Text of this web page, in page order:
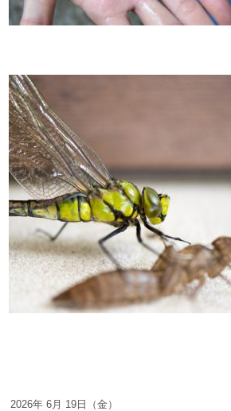
2026年 6月 19日（金）